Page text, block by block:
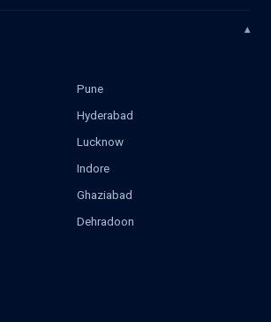
Pune
Hyderabad
Lucknow
Indore
Ghaziabad
Dehradoon